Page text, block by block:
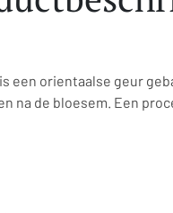
een orientaalse geur
na de bloesem. Een